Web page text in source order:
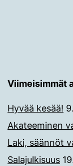
Viimeisimmät
Hyvää kesää!
Akateeminen
Laki, säännöt
Salajulkisuus